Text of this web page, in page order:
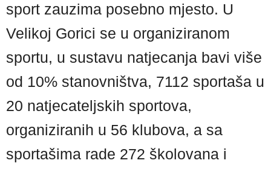
sport zauzima posebno mjesto. U
Velikoj Gorici se u organiziranom
sportu, u sustavu natjecanja bavi više
od 10% stanovništva, 7112 sportaša u
20 natjecateljskih sportova,
organiziranih u 56 klubova, a sa
sportašima rade 272 školovana i